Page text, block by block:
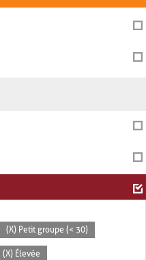
(X) Petit groupe (< 30)
(X) Élevée